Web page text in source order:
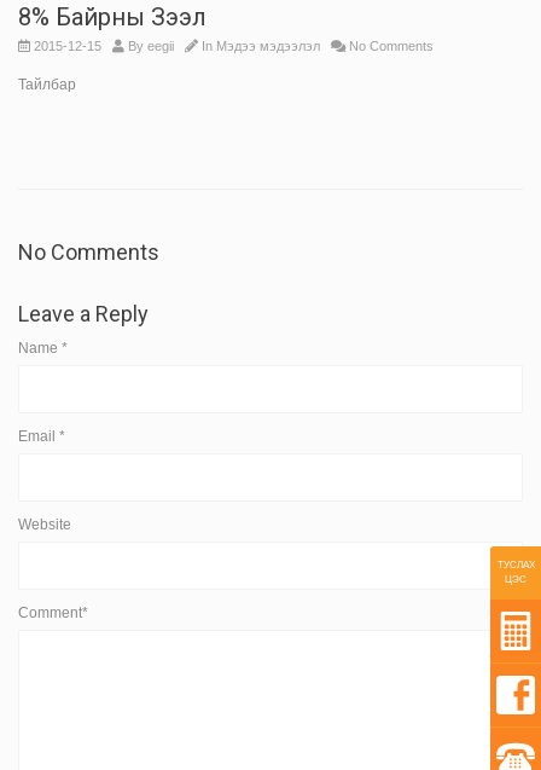
8% Байрны Зээл
2015-12-15 By eegii In Мэдээ мэдээлэл No Comments
Тайлбар
No Comments
Leave a Reply
Name *
Email *
Website
Comment*
ТУСЛАХ
ЦЭС